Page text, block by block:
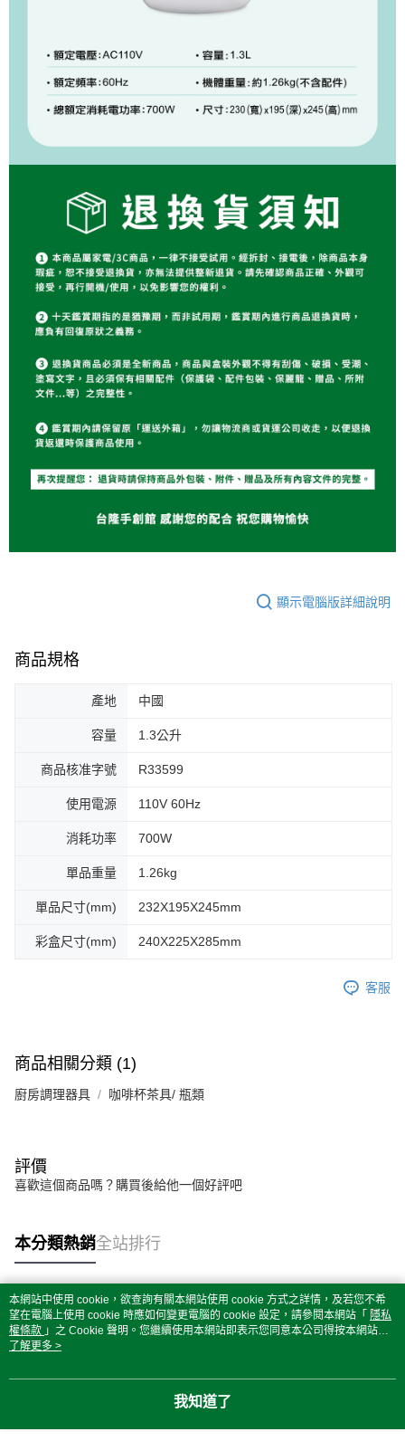
顯示電腦版詳細說明
商品規格
產地 中國
容量 1.3公升
商品核准字號 R33599
使用電源 110V 60Hz
消耗功率 700W
單品重量 1.26kg
單品尺寸(mm) 232X195X245mm
彩盒尺寸(mm) 240X225X285mm
客服
商品相關分類 (1)
廚房調理器具 咖啡杯茶具/ 瓶類
評價
喜歡這個商品嗎？購買後給他一個好評吧
本分類熱銷全站排行
熱門標籤
本網站中使用 cookie，欲查詢有關本網站使用 cookie 方式之詳情，及若您不希
望在電腦上使用 cookie 時應如何變更電腦的 cookie 設定，請參閱本網站「 隱私
權條款 」之 Cookie 聲明。您繼續使用本網站即表示您同意本公司得按本網站使
用條款之 Cookie 聲明使用 cookie。
了解更多 >
我知道了